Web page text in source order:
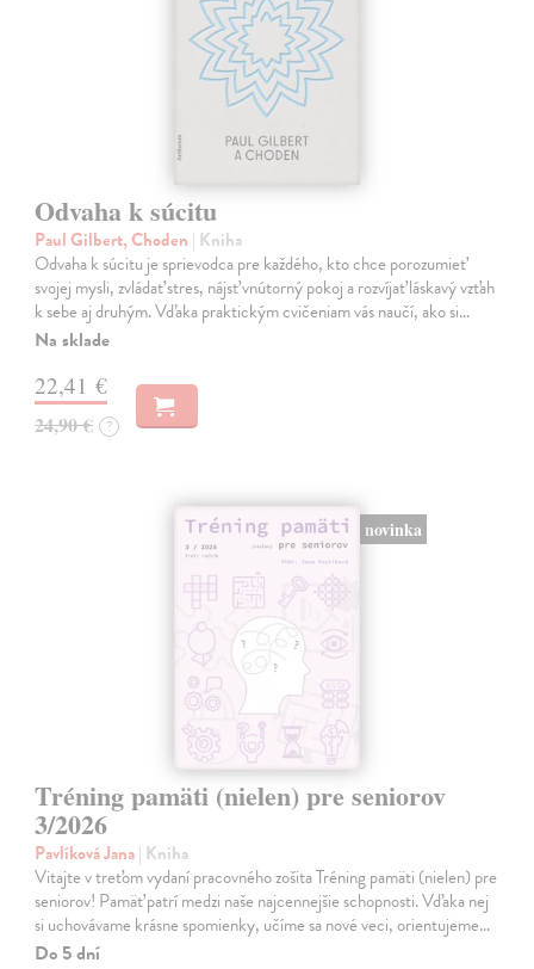
Odvaha k súcitu
Paul Gilbert, Choden | Kniha
Odvaha k súcitu je sprievodca pre každého, kto chce porozumieť
svojej mysli, zvládať stres, nájsť vnútorný pokoj a rozvíjať láskavý vzťah
k sebe aj druhým. Vďaka praktickým cvičeniam vás naučí, ako si…
Na sklade
22,41 €
24,90 € ?
novinka
Tréning pamäti (nielen) pre seniorov
3/2026
Pavlíková Jana| Kniha
Vitajte v treťom vydaní pracovného zošita Tréning pamäti (nielen) pre
seniorov! Pamäť patrí medzi naše najcennejšie schopnosti. Vďaka nej
si uchovávame krásne spomienky, učíme sa nové veci, orientujeme…
Do 5 dní